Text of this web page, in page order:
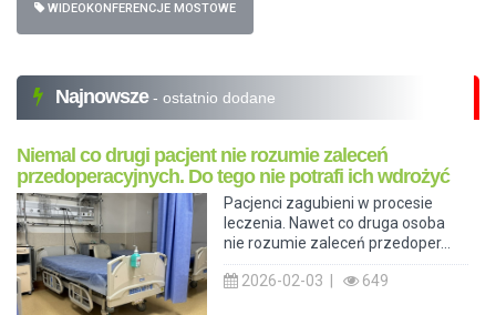
WIDEOKONFERENCJE MOSTOWE
Najnowsze - ostatnio dodane
Niemal co drugi pacjent nie rozumie zaleceń
przedoperacyjnych. Do tego nie potrafi ich wdrożyć
Pacjenci zagubieni w procesie
leczenia. Nawet co druga osoba
nie rozumie zaleceń przedoper...
2026-02-03 | 649